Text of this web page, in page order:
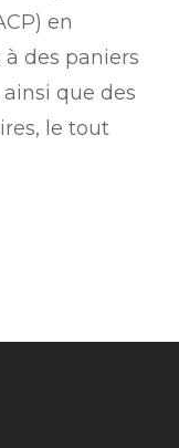
en
des paniers
que des
le tout